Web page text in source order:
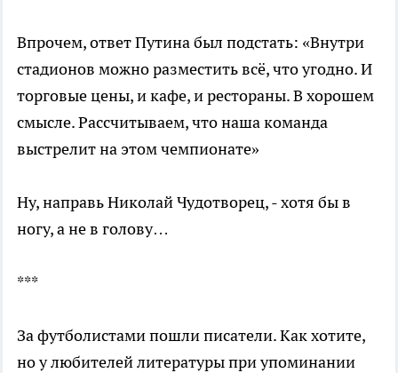
Впрочем, ответ Путина был подстать: «Внутри
стадионов можно разместить всё, что угодно. И
торговые цены, и кафе, и рестораны. В хорошем
смысле. Рассчитываем, что наша команда
выстрелит на этом чемпионате»
Ну, направь Николай Чудотворец, - хотя бы в
ногу, а не в голову…
***
За футболистами пошли писатели. Как хотите,
но у любителей литературы при упоминании